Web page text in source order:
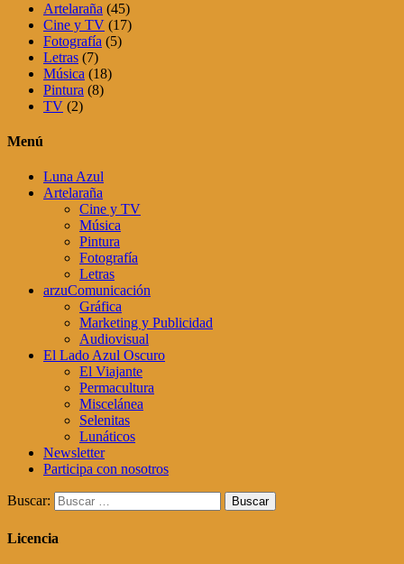
Artelaraña (45)
Cine y TV (17)
Fotografía (5)
Letras (7)
Música (18)
Pintura (8)
TV (2)
Menú
Luna Azul
Artelaraña
Cine y TV
Música
Pintura
Fotografía
Letras
arzuComunicación
Gráfica
Marketing y Publicidad
Audiovisual
El Lado Azul Oscuro
El Viajante
Permacultura
Miscelánea
Selenitas
Lunáticos
Newsletter
Participa con nosotros
Buscar:
Licencia